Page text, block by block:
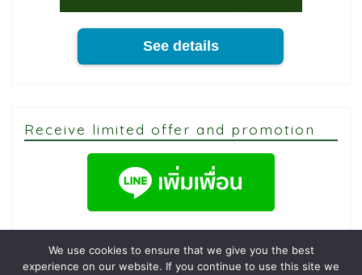
See details
Receive limited offer and promotion
We use cookies to ensure that we give you the best
experience on our website. If you continue to use this site we